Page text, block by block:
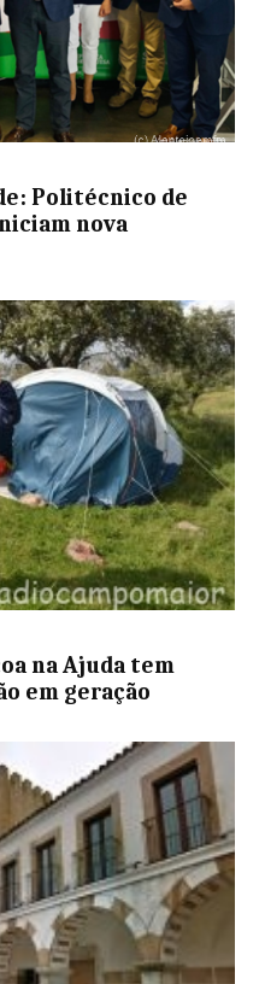
Politécnico de
nova
na Ajuda tem
em geração